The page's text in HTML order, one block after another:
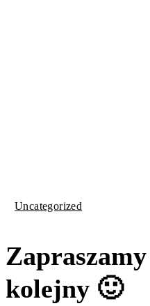
Uncategorized
kolejny 🙂